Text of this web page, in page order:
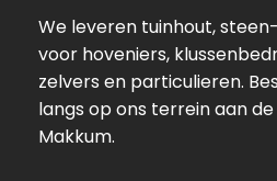
We leveren tuinhout,
voor hoveniers,
zelvers en particulieren.
langs op ons terrein aan
Makkum.